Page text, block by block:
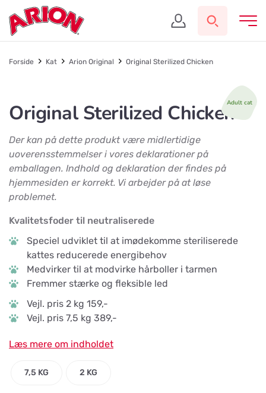
Forside Kat Arion Original Original Sterilized Chicken
Adult cat
Original Sterilized Chicken
Der kan på dette produkt være midlertidige
uoverensstemmelser i vores deklarationer på
emballagen. Indhold og deklaration der findes på
hjemmesiden er korrekt. Vi arbejder på at løse
problemet.
Kvalitetsfoder til neutraliserede
Speciel udviklet til at imødekomme steriliserede
kattes reducerede energibehov
Medvirker til at modvirke hårboller i tarmen
Fremmer stærke og fleksible led
Vejl. pris 2 kg 159,-
Vejl. pris 7,5 kg 389,-
Læs mere om indholdet
7,5 KG 2 KG